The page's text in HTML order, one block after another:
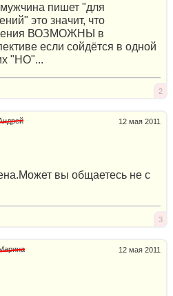
мужчина пишет "для
это значит, что
ВОЗМОЖНЫ в
если сойдётся в одной
"НО"...
2
12 мая 2011
вы общаетесь не с
3
12 мая 2011